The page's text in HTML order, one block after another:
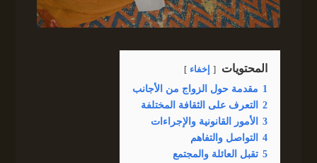
المحتويات إخفاء
1 مقدمة حول الزواج من الأجانب
2
التعرف على الثقافة المختلفة
3
الأمور القانونية والإجراءات
4
التواصل والتفاهم
5 تقبل العائلة والمجتمع